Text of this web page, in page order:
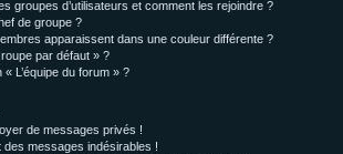
groupes d’utilisateurs et comment les rejoindre ?
de groupe ?
apparaissent dans une couleur différente ?
par défaut » ?
« L’équipe du forum » ?
de messages privés !
messages indésirables !